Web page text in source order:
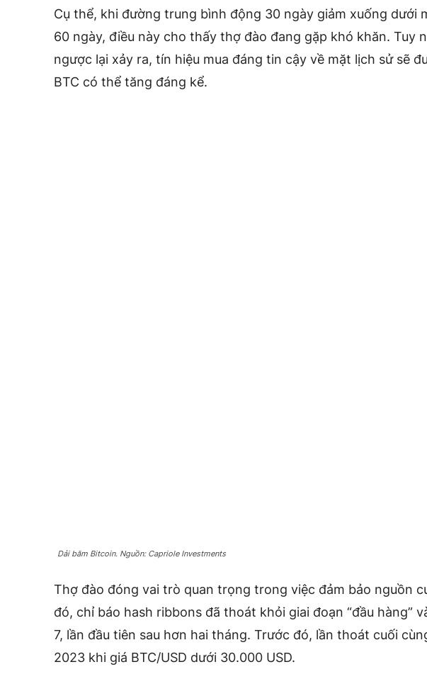
Cụ thể, khi đường trung bình động 30 ngày giảm xuống dưới
60 ngày, điều này cho thấy thợ đào đang gặp khó khăn. Tuy
ngược lại xảy ra, tín hiệu mua đáng tin cậy về mặt lịch sử sẽ
BTC có thể tăng đáng kể.
Dải băm Bitcoin. Nguồn: Capriole Investments
Thợ đào đóng vai trò quan trọng trong việc đảm bảo nguồn
đó, chỉ báo hash ribbons đã thoát khỏi giai đoạn “đầu hàng”
7, lần đầu tiên sau hơn hai tháng. Trước đó, lần thoát cuối
2023 khi giá BTC/USD dưới 30.000 USD.